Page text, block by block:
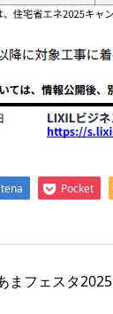
Pocket
まフェスタ2025